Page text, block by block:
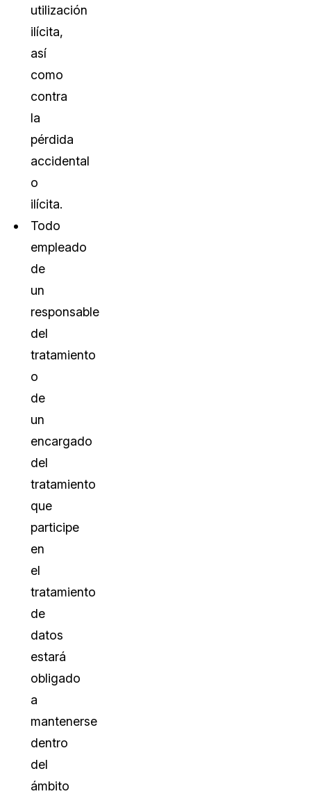
utilización
ilícita,
así
como
contra
la
pérdida
accidental
o
ilícita.
Todo
empleado
de
un
responsable
del
tratamiento
o
de
un
encargado
del
tratamiento
que
participe
en
el
tratamiento
de
datos
estará
obligado
a
mantenerse
dentro
del
ámbito